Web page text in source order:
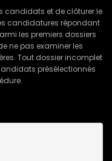
candidats et de clôturer le
candidatures répondant
les premiers dossiers
ne pas examiner les
Tout dossier incomplet
présélectionnés